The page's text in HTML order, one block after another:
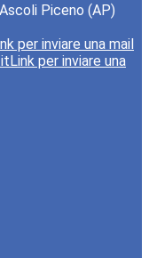
Piceno (AP)
per inviare una mail
Link per inviare una